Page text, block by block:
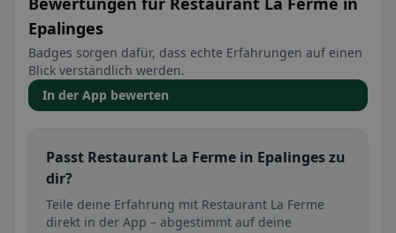
Epalinges
Badges sorgen dafür, dass echte Erfahrungen auf einen
Blick verständlich werden.
In der App bewerten
Passt Restaurant La Ferme in Epalinges zu
dir?
Teile deine Erfahrung mit Restaurant La Ferme
direkt in der App – abgestimmt auf deine